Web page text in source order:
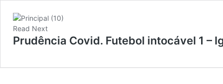
Read Next
Prudência Covid. Futebol intocável 1 –